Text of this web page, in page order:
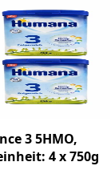
3 5HMO,
4 x 750g